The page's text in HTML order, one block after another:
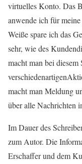
virtuelles Konto. Das
anwende ich für
Weiße spare ich das
sehr, wie des
macht man bei
macht man Meldung
über alle Nachrichten
Im Dauer des
zum Autor. Die
Erschaffer und dem